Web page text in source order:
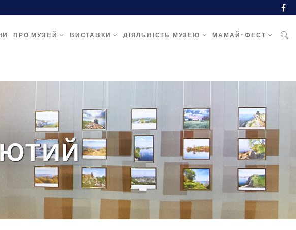
ПРО МУЗЕЙ ВИСТАВКИ ДІЯЛЬНІСТЬ МУЗЕЮ МАМАЙ-ФЕСТ